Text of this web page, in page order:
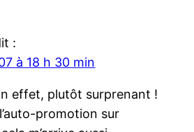
:
à 18 h 30 min
effet, plutôt surprenant !
promotion sur